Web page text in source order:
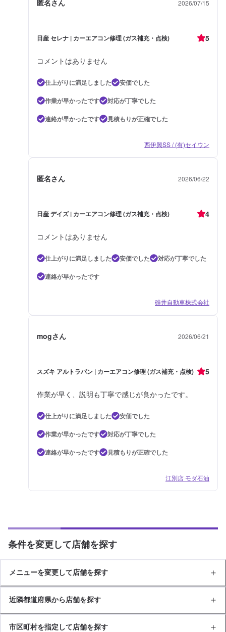
匿名さん 2026/07/15
日産 セレナ | カーエアコン修理 (ガス補充・点検) 5
コメントはありません
仕上がりに満足しました
安価でした
作業が早かったです
対応が丁寧でした
連絡が早かったです
見積もりが正確でした
西伊興SS / (有)セイウン
匿名さん 2026/06/22
日産 デイズ | カーエアコン修理 (ガス補充・点検) 4
コメントはありません
仕上がりに満足しました 安価でした
対応が丁寧でした
連絡が早かったです
碓井自動車株式会社
mogさん 2026/06/21
スズキ アルトラパン | カーエアコン修理 (ガス補充・点検) 5
作業が早く、説明も丁寧で感じが良かったです。
仕上がりに満足しました
安価でした
作業が早かったです
対応が丁寧でした
連絡が早かったです
見積もりが正確でした
江別店 モダ石油
条件を変更して店舗を探す
メニューを変更して店舗を探す
近隣都道府県から店舗を探す
市区町村を指定して店舗を探す